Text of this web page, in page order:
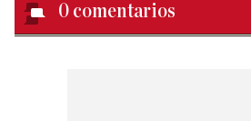
0 comentarios